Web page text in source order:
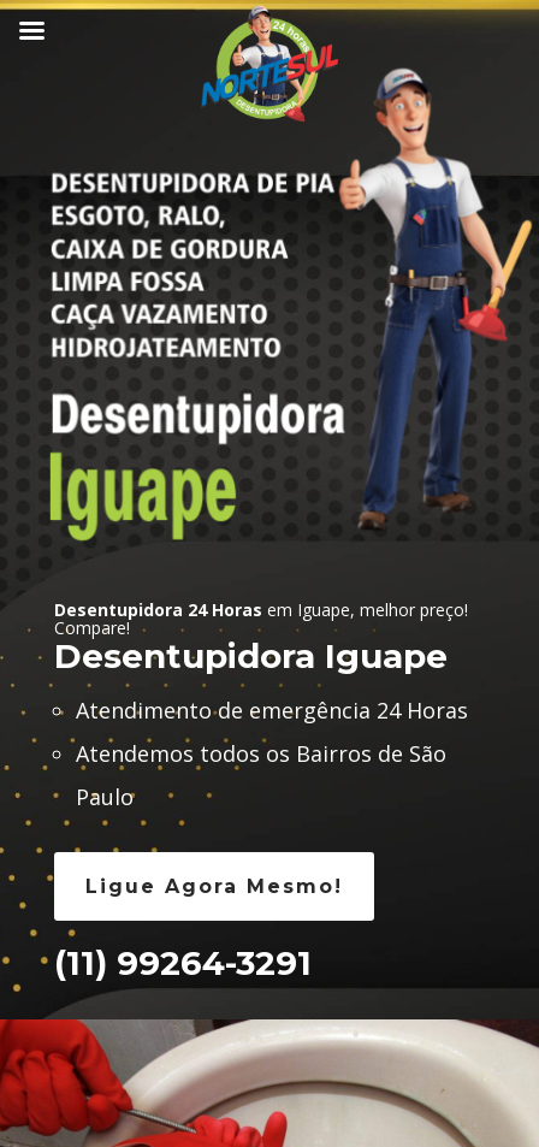
Desentupidora 24 Horas em Iguape, melhor preço!
Compare!
Desentupidora Iguape
Atendimento de emergência 24 Horas
Atendemos todos os Bairros de São
Paulo
Ligue Agora Mesmo!
(11) 99264-3291